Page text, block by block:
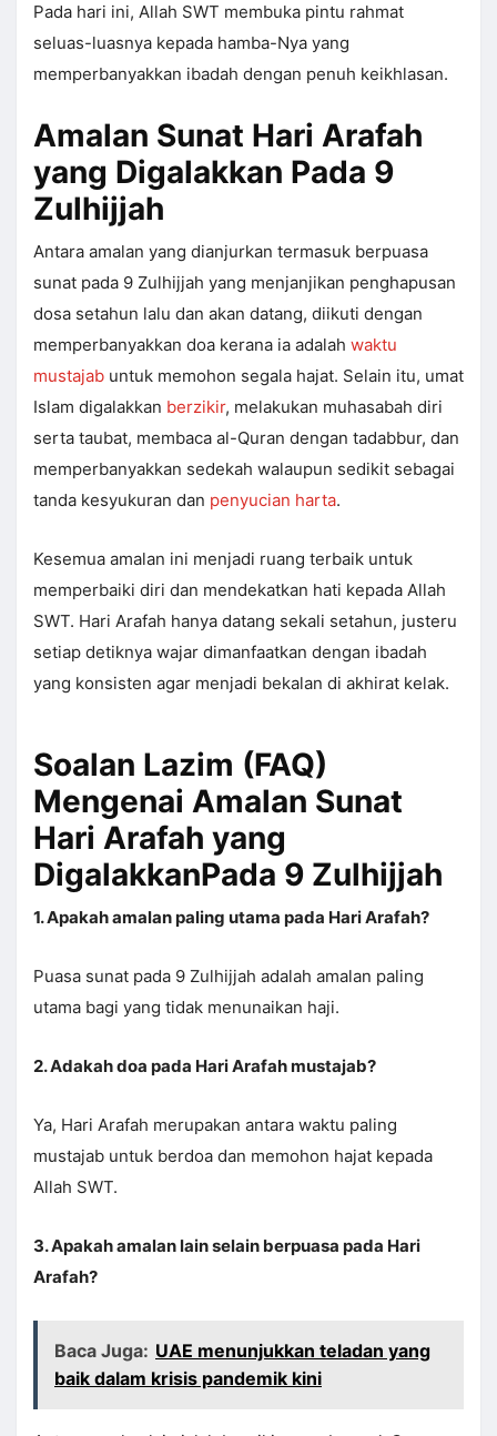
Pada hari ini, Allah SWT membuka pintu rahmat
seluas-luasnya kepada hamba-Nya yang
memperbanyakkan ibadah dengan penuh keikhlasan.
Amalan Sunat Hari Arafah
yang Digalakkan Pada 9
Zulhijjah
Antara amalan yang dianjurkan termasuk berpuasa
sunat pada 9 Zulhijjah yang menjanjikan penghapusan
dosa setahun lalu dan akan datang, diikuti dengan
memperbanyakkan doa kerana ia adalah waktu
mustajab untuk memohon segala hajat. Selain itu, umat
Islam digalakkan berzikir, melakukan muhasabah diri
serta taubat, membaca al-Quran dengan tadabbur, dan
memperbanyakkan sedekah walaupun sedikit sebagai
tanda kesyukuran dan penyucian harta.
Kesemua amalan ini menjadi ruang terbaik untuk
memperbaiki diri dan mendekatkan hati kepada Allah
SWT. Hari Arafah hanya datang sekali setahun, justeru
setiap detiknya wajar dimanfaatkan dengan ibadah
yang konsisten agar menjadi bekalan di akhirat kelak.
Soalan Lazim (FAQ)
Mengenai Amalan Sunat
Hari Arafah yang
DigalakkanPada 9 Zulhijjah
1. Apakah amalan paling utama pada Hari Arafah?
Puasa sunat pada 9 Zulhijjah adalah amalan paling
utama bagi yang tidak menunaikan haji.
2. Adakah doa pada Hari Arafah mustajab?
Ya, Hari Arafah merupakan antara waktu paling
mustajab untuk berdoa dan memohon hajat kepada
Allah SWT.
3. Apakah amalan lain selain berpuasa pada Hari
Arafah?
Baca Juga: UAE menunjukkan teladan yang
baik dalam krisis pandemik kini